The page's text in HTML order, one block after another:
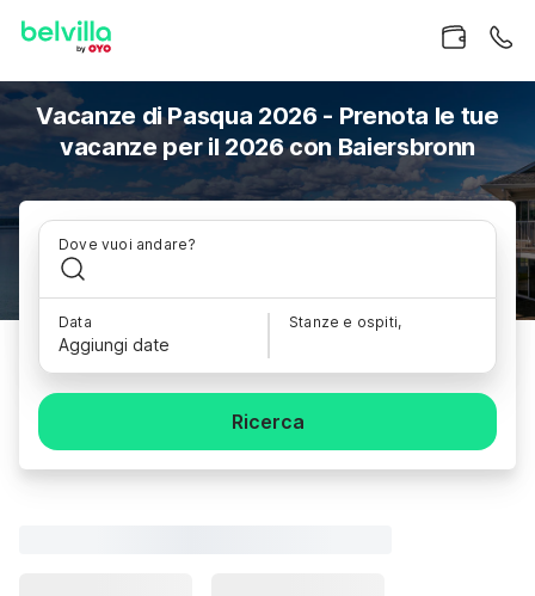
Vacanze di Pasqua 2026 - Prenota le tue
vacanze per il 2026 con Baiersbronn
Dove vuoi andare?
Data
Aggiungi date
Stanze e ospiti,
Ricerca